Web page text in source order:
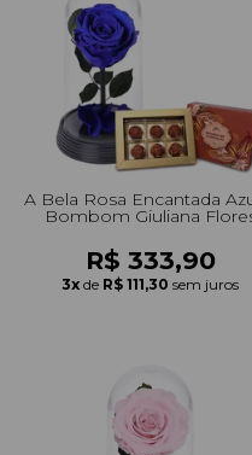
A Bela Rosa Encantada
Bombom Giuliana
R$ 333,90
3x de R$ 111,30 sem juros